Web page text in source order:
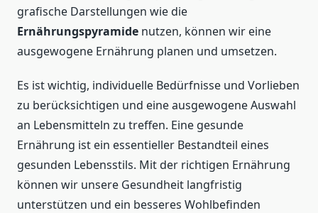
grafische Darstellungen wie die
Ernährungspyramide nutzen, können wir eine
ausgewogene Ernährung planen und umsetzen.
Es ist wichtig, individuelle Bedürfnisse und Vorlieben
zu berücksichtigen und eine ausgewogene Auswahl
an Lebensmitteln zu treffen. Eine gesunde
Ernährung ist ein essentieller Bestandteil eines
gesunden Lebensstils. Mit der richtigen Ernährung
können wir unsere Gesundheit langfristig
unterstützen und ein besseres Wohlbefinden